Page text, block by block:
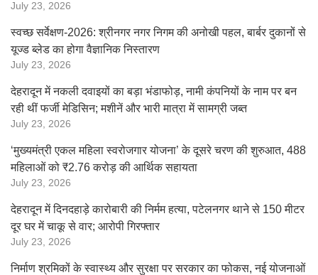
July 23, 2026
स्वच्छ सर्वेक्षण-2026: श्रीनगर नगर निगम की अनोखी पहल, बार्बर दुकानों से
यूज्ड ब्लेड का होगा वैज्ञानिक निस्तारण
July 23, 2026
देहरादून में नकली दवाइयों का बड़ा भंडाफोड़, नामी कंपनियों के नाम पर बन
रही थीं फर्जी मेडिसिन; मशीनें और भारी मात्रा में सामग्री जब्त
July 23, 2026
‘मुख्यमंत्री एकल महिला स्वरोजगार योजना’ के दूसरे चरण की शुरुआत, 488
महिलाओं को ₹2.76 करोड़ की आर्थिक सहायता
July 23, 2026
देहरादून में दिनदहाड़े कारोबारी की निर्मम हत्या, पटेलनगर थाने से 150 मीटर
दूर घर में चाकू से वार; आरोपी गिरफ्तार
July 23, 2026
निर्माण श्रमिकों के स्वास्थ्य और सुरक्षा पर सरकार का फोकस, नई योजनाओं